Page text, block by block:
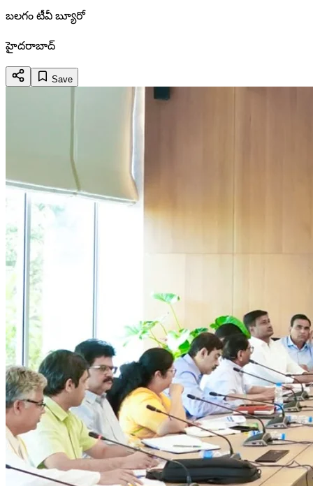
బలగం టీవీ బ్యూరో
హైదరాబాద్
Save